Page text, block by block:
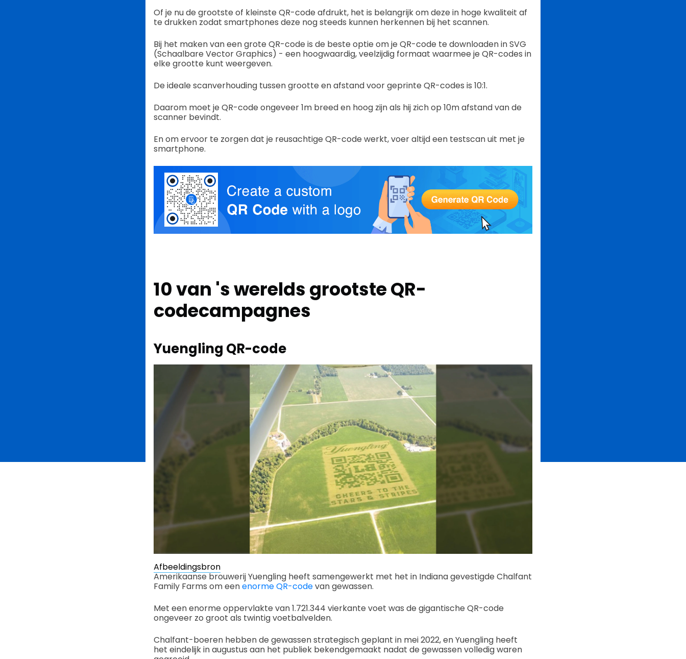
Of je nu de grootste of kleinste QR-code afdrukt, het is belangrijk om deze in hoge kwaliteit af
te drukken zodat smartphones deze nog steeds kunnen herkennen bij het scannen.
Bij het maken van een grote QR-code is de beste optie om je QR-code te downloaden in SVG
(Schaalbare Vector Graphics) - een hoogwaardig, veelzijdig formaat waarmee je QR-codes in
elke grootte kunt weergeven.
De ideale scanverhouding tussen grootte en afstand voor geprinte QR-codes is 10:1.
Daarom moet je QR-code ongeveer 1m breed en hoog zijn als hij zich op 10m afstand van de
scanner bevindt.
En om ervoor te zorgen dat je reusachtige QR-code werkt, voer altijd een testscan uit met je
smartphone.
10 van 's werelds grootste QR-
codecampagnes
Yuengling QR-code
Afbeeldingsbron
Amerikaanse brouwerij Yuengling heeft samengewerkt met het in Indiana gevestigde Chalfant
Family Farms om eenenorme QR-codevan gewassen.
Met een enorme oppervlakte van 1.721.344 vierkante voet was de gigantische QR-code
ongeveer zo groot als twintig voetbalvelden.
Chalfant-boeren hebben de gewassen strategisch geplant in mei 2022, en Yuengling heeft
het eindelijk in augustus aan het publiek bekendgemaakt nadat de gewassen volledig waren